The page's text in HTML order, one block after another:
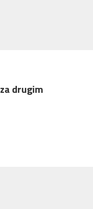
drugim